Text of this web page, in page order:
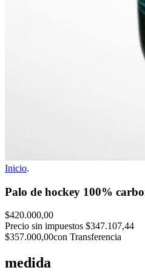
Inicio.
Palo de hockey 100%
$420.000,00
Precio sin impuestos $347.107,44
$357.000,00con Transferencia
medida